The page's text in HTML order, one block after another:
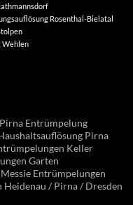
Rosenthal-Bielatal
Wehlen
Entrümpelung
Pirna
Keller
Garten
Entrümpelungen
/ Pirna / Dresden